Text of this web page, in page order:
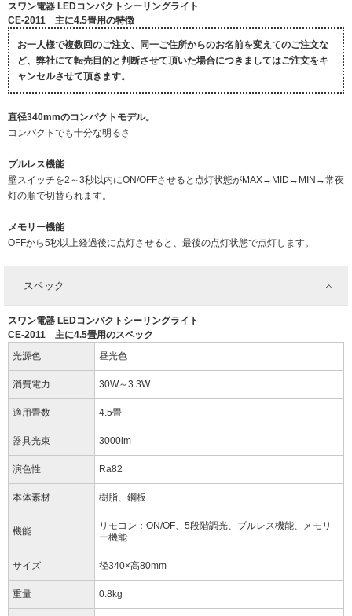
スワン電器 LEDコンパクトシーリングライト
CE-2011 主に4.5畳用の特徴
お一人様で複数回のご注文、同一ご住所からのお名前を変えてのご注文な
ど、弊社にて転売目的と判断させて頂いた場合につきましてはご注文をキ
ャンセルさせて頂きます。
直径340mmのコンパクトモデル。
コンパクトでも十分な明るさ
プルレス機能
壁スイッチを2～3秒以内にON/OFFさせると点灯状態がMAX→MID→MIN→常夜
灯の順で切替られます。
メモリー機能
OFFから5秒以上経過後に点灯させると、最後の点灯状態で点灯します。
スペック
スワン電器 LEDコンパクトシーリングライト
CE-2011 主に4.5畳用のスペック
光源色
昼光色
消費電力 30W～3.3W
適用畳数 4.5畳
器具光束 3000lm
演色性 Ra82
本体素材 樹脂、鋼板
機能
リモコン：ON/OF、5段階調光、プルレス機能、メモリ
ー機能
サイズ 径340×高80mm
重量 0.8kg